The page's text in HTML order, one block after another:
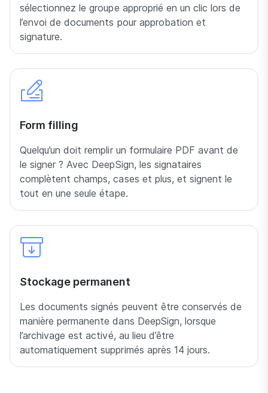
sélectionnez le groupe approprié en un clic lors de
l’envoi de documents pour approbation et
signature.
Form filling
Quelqu’un doit remplir un formulaire PDF avant de
le signer ? Avec DeepSign, les signataires
complètent champs, cases et plus, et signent le
tout en une seule étape.
Stockage permanent
Les documents signés peuvent être conservés de
manière permanente dans DeepSign, lorsque
l’archivage est activé, au lieu d’être
automatiquement supprimés après 14 jours.